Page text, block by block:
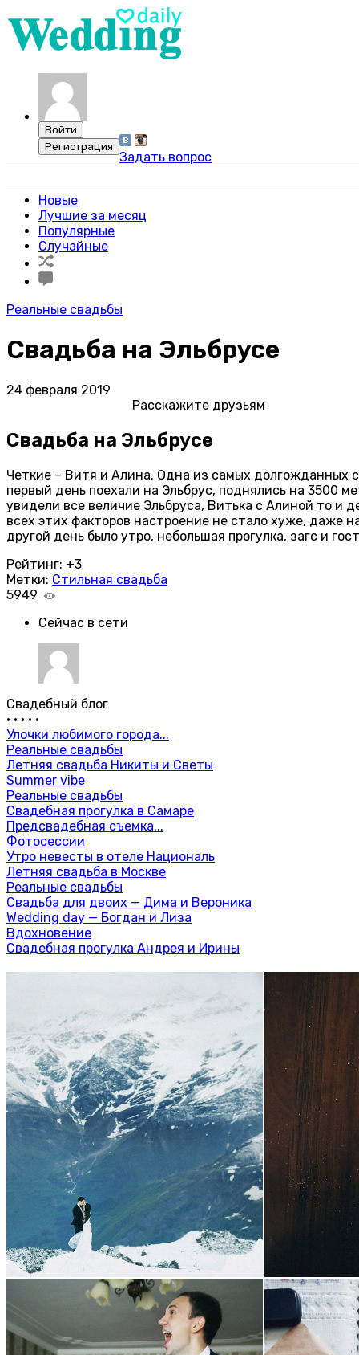
Задать вопрос
Новые
Лучшие за месяц
Популярные
Случайные
Реальные свадьбы
Свадьба на Эльбрусе
24 февраля 2019
Расскажите друзьям
Свадьба на Эльбрусе
Четкие – Витя и Алина. Одна из самых долгожданных
первый день поехали на Эльбрус, поднялись на 3500
увидели все величие Эльбруса, Витька с Алиной то и
всех этих факторов настроение не стало хуже, даже
другой день было утро, небольшая прогулка, загс и
Рейтинг: +3
Метки: Стильная свадьба
5949
Сейчас в сети
Свадебный блог
• • • • •
Улочки любимого города...
Реальные свадьбы
Летняя свадьба Никиты и Светы
Summer vibe
Реальные свадьбы
Свадебная прогулка в Самаре
Предсвадебная съемка...
Фотосессии
Утро невесты в отеле Националь
Летняя свадьба в Москве
Реальные свадьбы
Свадьба для двоих — Дима и Вероника
Wedding day — Богдан и Лиза
Вдохновение
Свадебная прогулка Андрея и Ирины